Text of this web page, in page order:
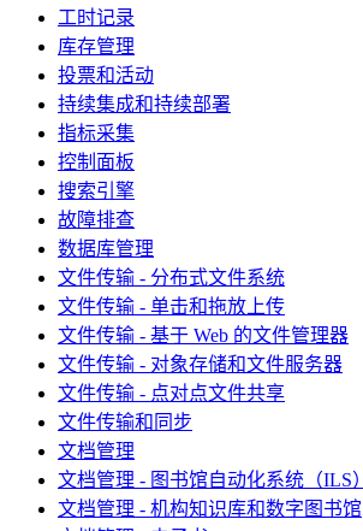
工时记录
库存管理
投票和活动
持续集成和持续部署
指标采集
控制面板
搜索引擎
故障排查
数据库管理
文件传输 - 分布式文件系统
文件传输 - 单击和拖放上传
文件传输 - 基于 Web 的文件管理器
文件传输 - 对象存储和文件服务器
文件传输 - 点对点文件共享
文件传输和同步
文档管理
文档管理 - 图书馆自动化系统（ILS）
文档管理 - 机构知识库和数字图书馆